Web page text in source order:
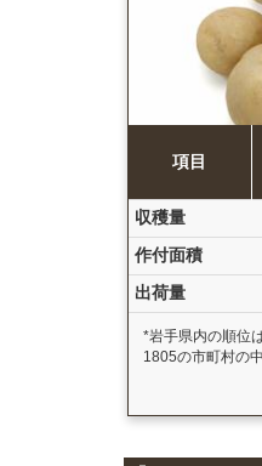
項目
収穫量
作付面積
出荷量
*岩手県内の順位
1805の市町村の